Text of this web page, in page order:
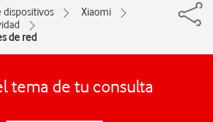
dispositivos
Xiaomi
de red
tema de tu consulta